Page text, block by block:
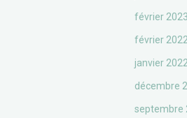
février 2023
février 2022
janvier 2022
décembre
septembre